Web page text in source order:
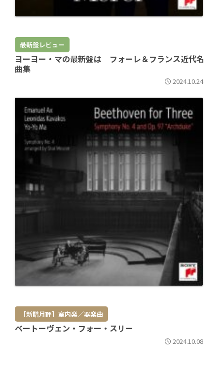
最新盤レビュー
ヨーヨー・マの最新盤は フォーレ＆フランス近代名
曲集
2024.10.24
［新譜月評］室内楽／器楽曲
ベートーヴェン・フォー・スリー
2024.10.08